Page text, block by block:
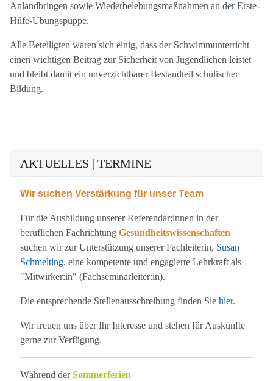
Anlandbringen sowie Wiederbelebungsmaßnahmen an der Erste-
Hilfe-Übungspuppe.
Alle Beteiligten waren sich einig, dass der Schwimmunterricht
einen wichtigen Beitrag zur Sicherheit von Jugendlichen leistet
und bleibt damit ein unverzichtbarer Bestandteil schulischer
Bildung.
AKTUELLES | TERMINE
Wir suchen Verstärkung für unser Team
Für die Ausbildung unserer Referendar:innen in der
beruflichen Fachrichtung Gesundheitswissenschaften
suchen wir zur Unterstützung unserer Fachleiterin, Susan
Schmelting, eine kompetente und engagierte Lehrkraft als
"Mitwirker:in" (Fachseminarleiter:in).
Die entsprechende Stellenausschreibung finden Sie hier.
Wir freuen uns über Ihr Interesse und stehen für Auskünfte
gerne zur Verfügung.
Während derSommerferien